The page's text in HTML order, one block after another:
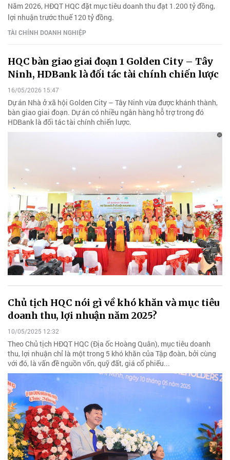
Năm 2026, HĐQT HQC đặt mục tiêu doanh thu đạt 1.200 tỷ đồng,
lợi nhuận trước thuế 120 tỷ đồng.
TÀI CHÍNH DOANH NGHIỆP
HQC bàn giao giai đoạn 1 Golden City – Tây
Ninh, HDBank là đối tác tài chính chiến lược
16/05/2026 15:47
Dự án Nhà ở xã hội Golden City – Tây Ninh vừa được khánh thành,
bàn giao giai đoạn. Dự án có nhiều ngân hàng hỗ trợ trong đó
HDBank là đối tác tài chính chiến lược.
Chủ tịch HQC nói gì về khó khăn và mục tiêu
doanh thu, lợi nhuận năm 2025?
10/05/2025 12:32
Theo Chủ tịch HĐQT HQC (Địa ốc Hoàng Quân), mục tiêu doanh
thu, lợi nhuận chỉ là một trong 5 khó khăn của Tập đoàn, bởi cùng
với đó, là vấn đề nguồn vốn, quỹ đất, giá cổ phiếu...